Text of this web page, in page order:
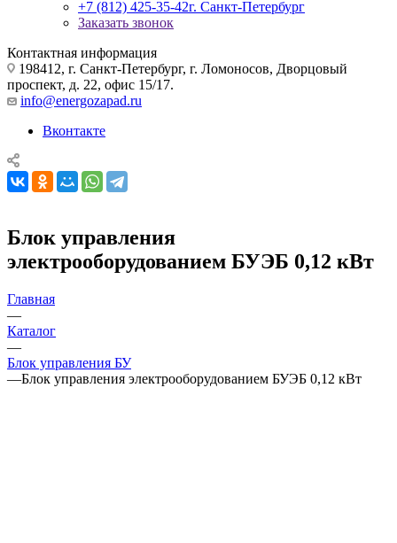
+7 (812) 425-35-42г. Санкт-Петербург
Заказать звонок
Контактная информация
198412, г. Санкт-Петербург, г. Ломоносов, Дворцовый
проспект, д. 22, офис 15/17.
info@energozapad.ru
Вконтакте
Блок управления
электрооборудованием БУЭБ 0,12 кВт
Главная
—
Каталог
—
Блок управления БУ
—Блок управления электрооборудованием БУЭБ 0,12 кВт